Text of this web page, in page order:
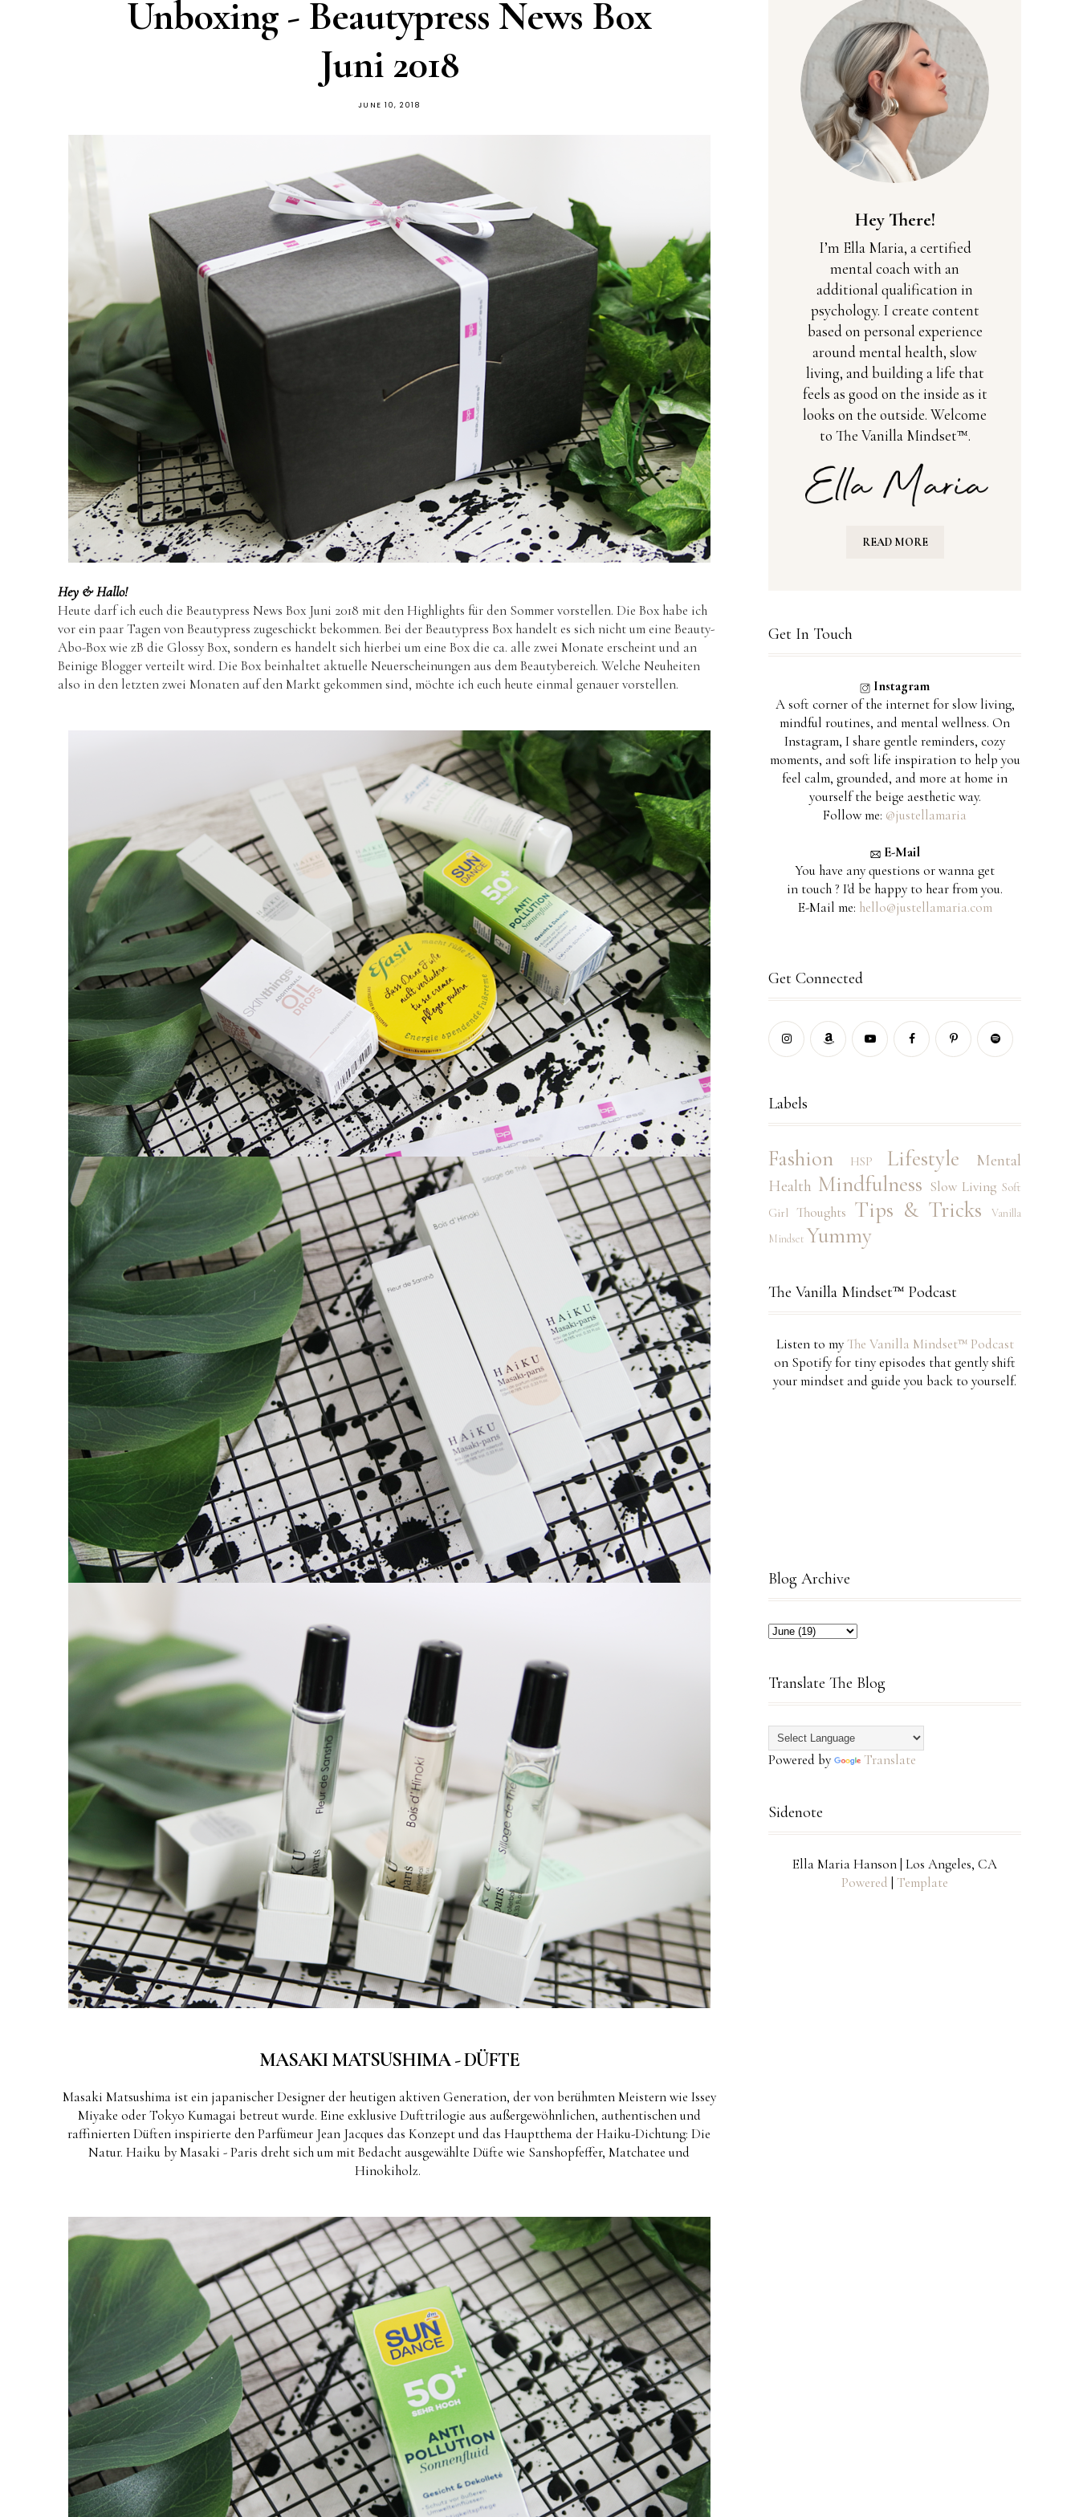
Unboxing - Beautypress News Box
Juni 2018
JUNE 10, 2018
Hey & Hallo!
Heute darf ich euch die Beautypress News Box Juni 2018 mit den Highlights für den Sommer vorstellen. Die Box habe ich
vor ein paar Tagen von Beautypress zugeschickt bekommen. Bei der Beautypress Box handelt es sich nicht um eine Beauty-
Abo-Box wie zB die Glossy Box, sondern es handelt sich hierbei um eine Box die ca. alle zwei Monate erscheint und an
Beinige Blogger verteilt wird. Die Box beinhaltet aktuelle Neuerscheinungen aus dem Beautybereich. Welche Neuheiten
also in den letzten zwei Monaten auf den Markt gekommen sind, möchte ich euch heute einmal genauer vorstellen.
MASAKI MATSUSHIMA - DÜFTE
Masaki Matsushima ist ein japanischer Designer der heutigen aktiven Generation, der von berühmten Meistern wie Issey
Miyake oder Tokyo Kumagai betreut wurde. Eine exklusive Dufttrilogie aus außergewöhnlichen, authentischen und
raffinierten Düften inspirierte den Parfümeur Jean Jacques das Konzept und das Hauptthema der Haiku-Dichtung: Die
Natur. Haiku by Masaki - Paris dreht sich um mit Bedacht ausgewählte Düfte wie Sanshopfeffer, Matchatee und
Hinokiholz.
Hey There!
I’m Ella Maria, a certified
mental coach with an
additional qualification in
psychology. I create content
based on personal experience
around mental health, slow
living, and building a life that
feels as good on the inside as it
looks on the outside. Welcome
to The Vanilla Mindset™.
READ MORE
Get In Touch
Instagram
A soft corner of the internet for slow living,
mindful routines, and mental wellness. On
Instagram, I share gentle reminders, cozy
moments, and soft life inspiration to help you
feel calm, grounded, and more at home in
yourself the beige aesthetic way.
Follow me: @justellamaria
E-Mail
You have any questions or wanna get
in touch ? I'd be happy to hear from you.
E-Mail me: hello@justellamaria.com
Get Connected
Labels
Fashion HSP Lifestyle
Mental
Health Mindfulness Slow Living Soft
Girl
Thoughts Tips & Tricks
Vanilla
Mindset Yummy
The Vanilla Mindset™ Podcast
Listen to myThe Vanilla Mindset™ Podcast
on Spotify for tiny episodes that gently shift
your mindset and guide you back to yourself.
Blog Archive
Translate The Blog
Powered by Translate
Sidenote
Ella Maria Hanson | Los Angeles, CA
Powered
Template